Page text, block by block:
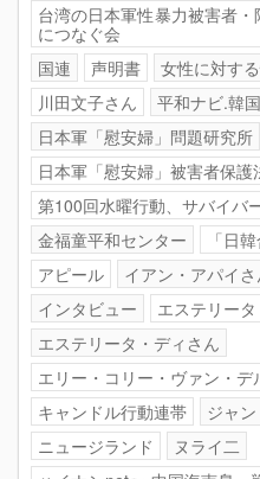
台湾の日本軍性暴力被害者
につなぐ会
国連
声明書 女性に対す
川田文子さん
平和ナビ.韓
日本軍「慰安婦」問題研究所
日本軍「慰安婦」被害者保護
第100回水曜行動、サバイバ
金福童平和センター
「日
アピール
イアン・アパイさ
インタビュー
エステリータ
エステリータ・ディさん
エリー・コリー・ヴァン・デ
キャンドル行動連帯
ジャ
ニュージランド
ヌライ二